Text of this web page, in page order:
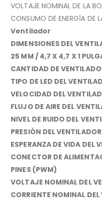
VOLTAJE NOMINAL DE LA
CONSUMO DE ENERGÍA DE
Ventilador
DIMENSIONES DEL
25 MM / 4,7 X 4,7 X 1
CANTIDAD DE
TIPO DE LED DEL
VELOCIDAD DEL
FLUJO DE AIRE DEL
NIVEL DE RUIDO DEL
PRESIÓN DEL
ESPERANZA DE VIDA DEL
CONECTOR DE
PINES (PWM)
VOLTAJE NOMINAL DEL
CORRIENTE NOMINAL